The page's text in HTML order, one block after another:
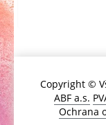
Copyright ©
ABF a.s.
Ochrana